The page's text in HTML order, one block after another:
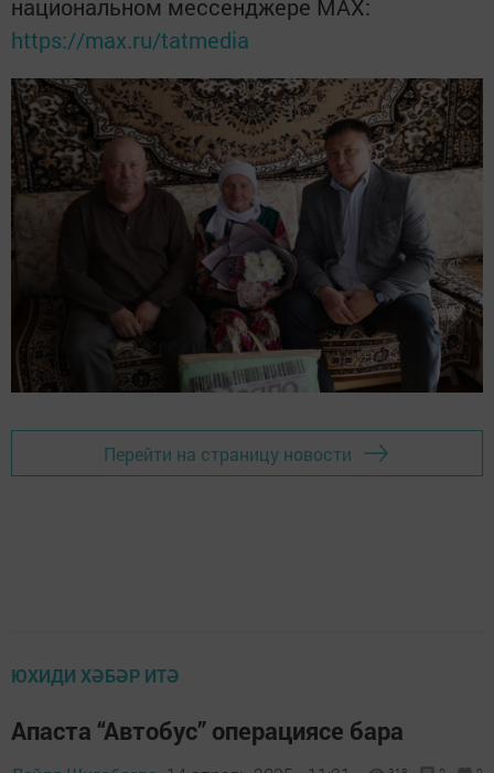
национальном мессенджере MАХ:
https://max.ru/tatmedia
Перейти на страницу новости
ЮХИДИ ХӘБӘР ИТӘ
Апаста “Автобус” операциясе бара